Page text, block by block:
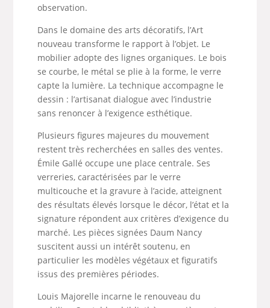
observation.
Dans le domaine des arts décoratifs, l’Art
nouveau transforme le rapport à l’objet. Le
mobilier adopte des lignes organiques. Le bois
se courbe, le métal se plie à la forme, le verre
capte la lumière. La technique accompagne le
dessin : l’artisanat dialogue avec l’industrie
sans renoncer à l’exigence esthétique.
Plusieurs figures majeures du mouvement
restent très recherchées en salles des ventes.
Émile Gallé occupe une place centrale. Ses
verreries, caractérisées par le verre
multicouche et la gravure à l’acide, atteignent
des résultats élevés lorsque le décor, l’état et la
signature répondent aux critères d’exigence du
marché. Les pièces signées Daum Nancy
suscitent aussi un intérêt soutenu, en
particulier les modèles végétaux et figuratifs
issus des premières périodes.
Louis Majorelle incarne le renouveau du